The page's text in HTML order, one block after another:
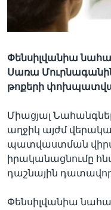
Փենսիլվանիա
Սառա
թոքերի
Միացյալ
աղջիկ այժմ
պատվաստման
իրականացնումը
դաշնային
Փենսիլվանիա